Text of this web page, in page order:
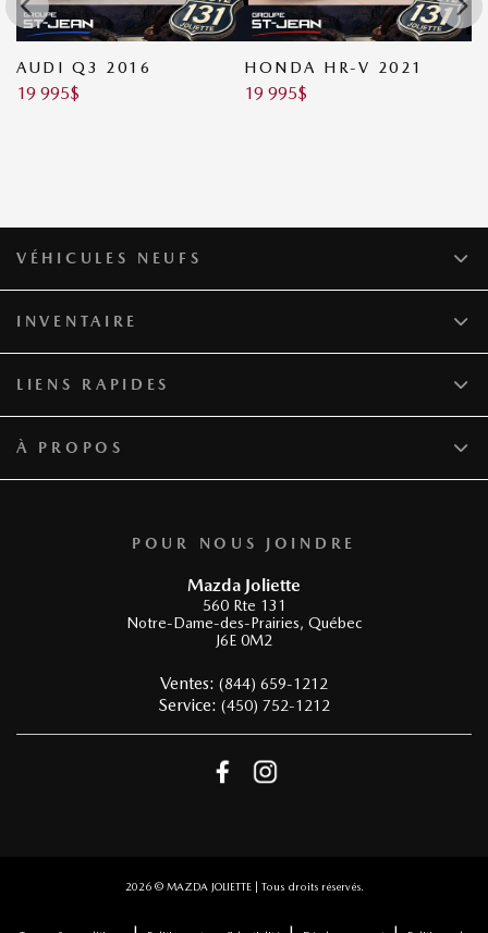
AUDI Q3 2016
19 995$
HONDA HR-V 2021
19 995$
POUR NOUS JOINDRE
Mazda Joliette
560 Rte 131
Notre-Dame-des-Prairies, Québec
J6E 0M2
Ventes: (844) 659-1212
Service: (450) 752-1212
VÉHICULES NEUFS
INVENTAIRE
LIENS RAPIDES
À PROPOS
2026 © MAZDA JOLIETTE| Tous droits réservés.